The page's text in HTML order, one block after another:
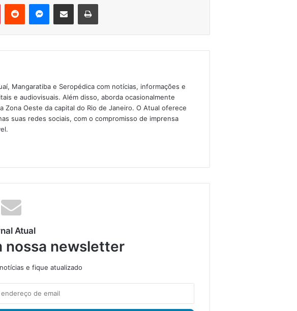
Mangaratiba e Seropédica com notícias, informações e
e audiovisuais. Além disso, aborda ocasionalmente
Zona Oeste da capital do Rio de Janeiro. O Atual oferece
suas redes sociais, com o compromisso de imprensa
Atual
nossa newsletter
e fique atualizado